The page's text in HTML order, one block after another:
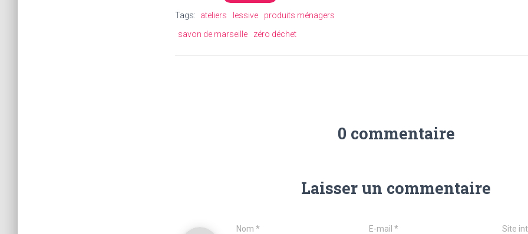
Tags: ateliers lessive
produits ménagers
savon de marseille
zéro déchet
0 commentaire
Laisser un commentaire
Nom * E-mail* Site